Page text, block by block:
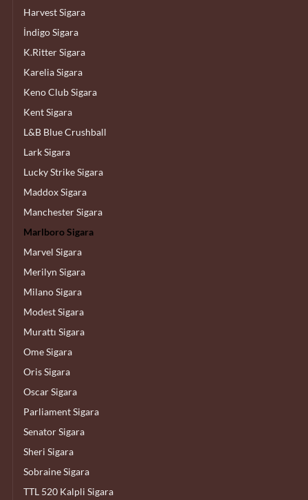
Harvest Sigara
İndigo Sigara
K.Ritter Sigara
Karelia Sigara
Keno Club Sigara
Kent Sigara
L&B Blue Crushball
Lark Sigara
Lucky Strike Sigara
Maddox Sigara
Manchester Sigara
Marlboro Sigara
Marvel Sigara
Merilyn Sigara
Milano Sigara
Modest Sigara
Murattı Sigara
Ome Sigara
Oris Sigara
Oscar Sigara
Parliament Sigara
Senator Sigara
Sheri Sigara
Sobraine Sigara
TTL 520 Kalpli Sigara